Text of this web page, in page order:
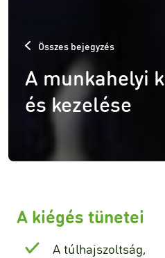
Összes bejegyzés
A munkahelyi
és kezelése
A kiégés tünetei
A túlhajszoltság,